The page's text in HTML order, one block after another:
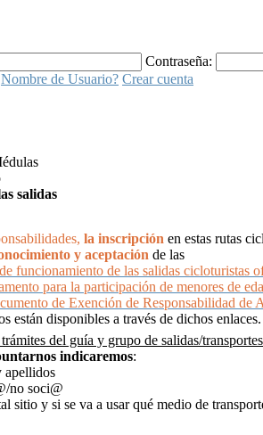
Contraseña:
Nombre de Usuario? Crear cuenta
salidas
la inscripción en estas rutas
y aceptación de las
funcionamiento de las salidas cicloturistas
para la participación de menores de
de Exención de Responsabilidad de
están disponibles a través de dichos enlaces.
del guía y grupo de salidas/transportes
indicaremos:
apellidos
no soci@
sitio y si se va a usar qué medio de